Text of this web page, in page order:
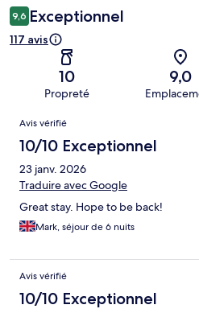
9,6 Exceptionnel
117 avis
10
Propreté
9,0
Avis
Avis vérifié
10/10 Exceptionnel
23 janv. 2026
Traduire avec Google
Great stay. Hope to be back!
Mark, séjour de 6 nuits
Avis vérifié
10/10 Exceptionnel